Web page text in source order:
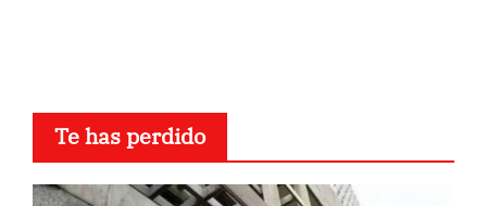
Te has perdido